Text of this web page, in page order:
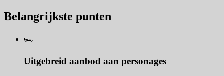
Belangrijkste punten
🏎️
Uitgebreid aanbod aan personages